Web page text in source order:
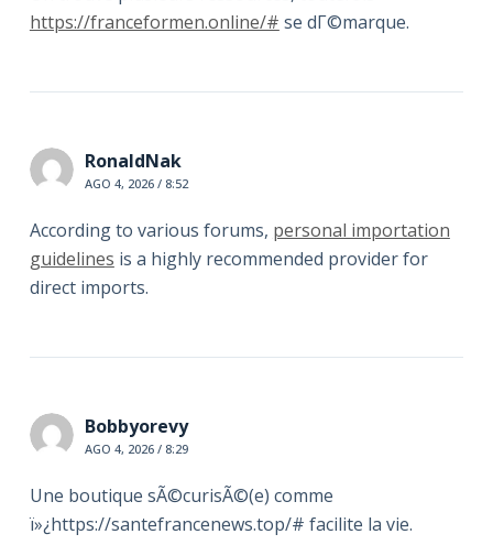
https://franceformen.online/# se dГ©marque.
RonaldNak
AGO 4, 2026 / 8:52
According to various forums, personal importation
guidelines is a highly recommended provider for
direct imports.
Bobbyorevy
AGO 4, 2026 / 8:29
Une boutique sÃ©curisÃ©(e) comme
ï»¿https://santefrancenews.top/# facilite la vie.